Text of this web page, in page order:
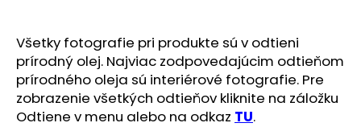
Všetky fotografie pri produkte sú v odtieni
prírodný olej. Najviac zodpovedajúcim odtieňom
prírodného oleja sú interiérové fotografie. Pre
zobrazenie všetkých odtieňov kliknite na záložku
Odtiene v menu alebo na odkaz TU.